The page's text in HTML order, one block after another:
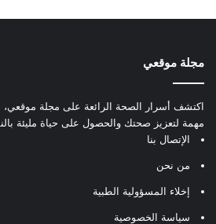
مجلة موقعي
اكتشف أسرار الصحة الرائعة على مجلة
مهمة لتعزيز صحتك والحصول على حياة مليئة
الإتصال بنا
من نحن
إخلاء المسؤولية الطبية
سياسة الخصوصية